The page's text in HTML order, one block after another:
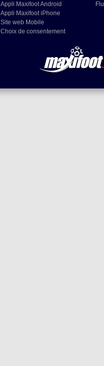
Appli Maxifoot Android
Appli Maxifoot iPhone
Site web Mobile
Choix de consentement